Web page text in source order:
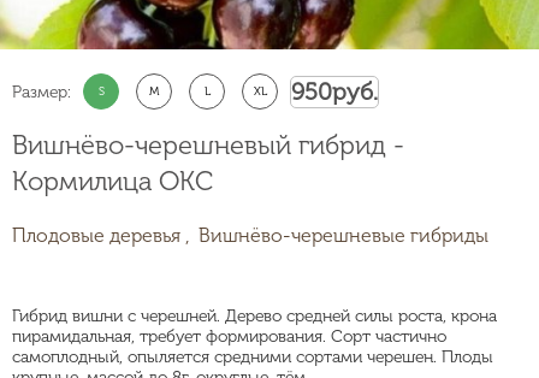
Вишнёво-черешневый гибрид -
Кормилица ОКС
Плодовые деревья , Вишнёво-черешневые гибриды
Гибрид вишни с черешней. Дерево средней силы роста, крона
пирамидальная, требует формирования. Сорт частично
самоплодный, опыляется средними сортами черешен. Плоды
Размер: S M L XL 950руб.